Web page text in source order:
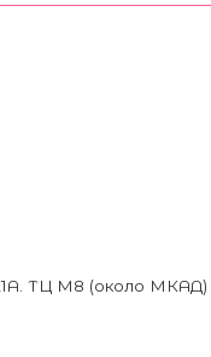
ТЦ М8 (около МКАД)